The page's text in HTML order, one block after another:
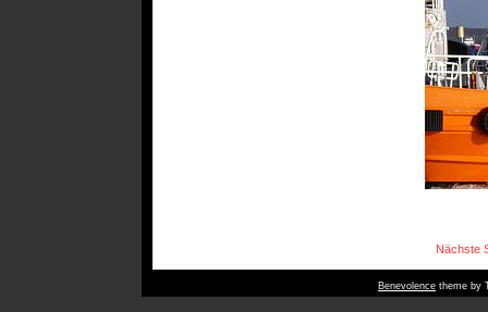
Nächste
Benevolence theme by